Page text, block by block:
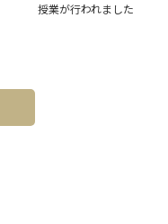
授業が行われました